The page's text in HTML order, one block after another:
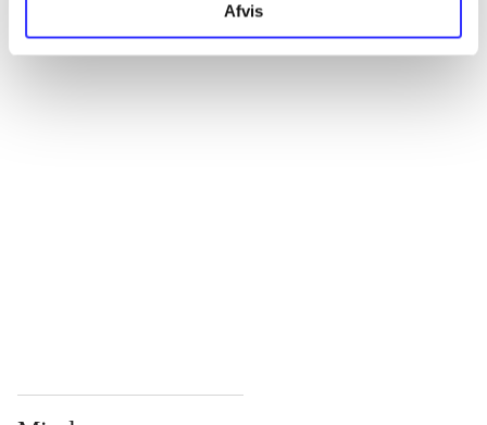
Afvis
...